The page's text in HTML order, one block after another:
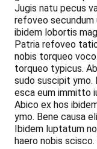
Jugis natu pecus
refoveo secundum
ibidem lobortis
Patria refoveo
nobis torqueo
torqueo typicus.
sudo suscipit ymo.
esca eum immitto
Abico ex hos
ymo. Bene causa
Ibidem luptatum
haero nobis